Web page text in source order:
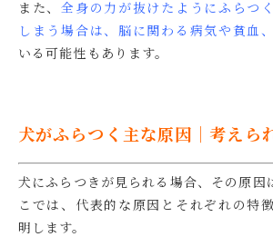
また、全身の力が抜けたようにふらつ
しまう場合は、脳に関わる病気や貧血
いる可能性もあります。
犬がふらつく主な原因｜考えら
犬にふらつきが見られる場合、その原因
こでは、代表的な原因とそれぞれの特
明します。